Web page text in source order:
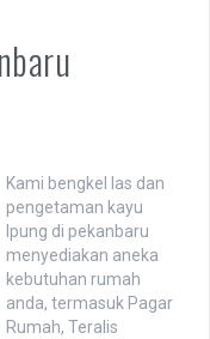
Kami bengkel las dan
pengetaman kayu
Ipung di pekanbaru
menyediakan aneka
kebutuhan rumah
anda, termasuk Pagar
Rumah, Teralis